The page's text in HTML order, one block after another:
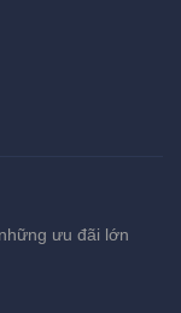
ưu đãi lớn